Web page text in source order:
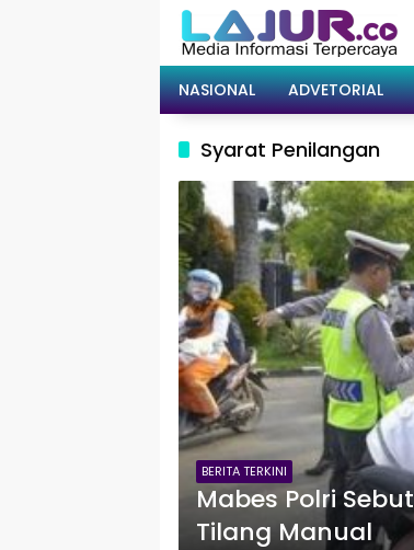
NASIONAL ADVETORIAL
Syarat Penilangan
BERITA TERKINI
Mabes Polri
Tilang Manual